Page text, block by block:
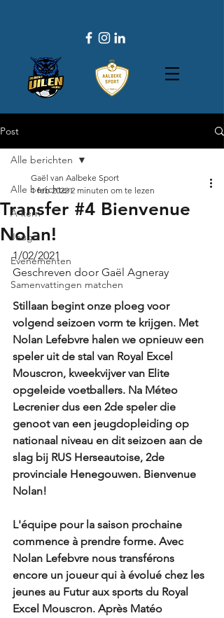
Post
Alle berichten
A-kern
Jeugd
Evenementen
Samenvattingen matchen
Alle berichten
Transfer #4 Bienvenue
Nolan!
Gaël van Aalbeke Sport
1 feb 2022 2 minuten om te lezen
1/02/2021
Geschreven door Gaël Agneray
Stillaan begint onze ploeg voor
volgend seizoen vorm te krijgen. Met
Nolan Lefebvre halen we opnieuw een
speler uit de stal van Royal Excel
Mouscron, kweekvijver van Elite
opgeleide voetballers. Na Méteo
Lecrenier dus een 2de speler die
genoot van een jeugdopleiding op
nationaal niveau en dit seizoen aan de
slag bij RUS Herseautoise, 2de
provinciale Henegouwen. Bienvenue
Nolan!
L'équipe pour la saison prochaine
commence à prendre forme. Avec
Nolan Lefebvre nous transférons
encore un joueur qui à évolué chez les
jeunes au Futur aux sports du Royal
Excel Mouscron. Après Matéo